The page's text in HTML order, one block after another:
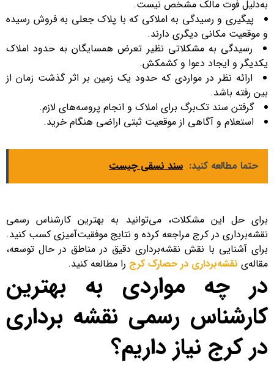
به‌دلیل فوت مالک مشخص نیست.
پیگیری و رسیدگی به املاکی که با پلاک جعلی به فروش رسیده
و موقعیت مکانی دیگری دارند.
رسیدگی به مشکلاتی نظیر تعرض همسایگان به حدود املاک
یکدیگر و ایجاد دعوا و کشمکش.
ارائه نظر در مواردی که حدود یک زمین بر اثر گذشت زمان از
بین رفته باشد.
گرفتن سند تک‌برگ برای املاک و انجام پروسه‌های لازم.
استعلام و آگاهی از موقعیت ثبتی اراضی هنگام خرید.
حتما مطالعه کنید: سند نسقی چیست
برای حل این مشکلات، می‌توانید به بهترین کارشناس رسمی
نقشه‌برداری در کرج مراجعه کرده و نتایج موفقیت‌آمیزی کسب کنید.
برای آشنایی با نقش نقشه‌برداری دقیق در مناطق در حال توسعه،
مقاله‌ی نقشه‌برداری در حصارک کرج را مطالعه کنید.
در چه مواردی به بهترین
کارشناس رسمی نقشه برداری
در کرج نیاز داریم؟